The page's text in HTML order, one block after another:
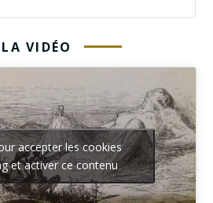
LA VIDÉO
accepter les cookies
et activer ce contenu